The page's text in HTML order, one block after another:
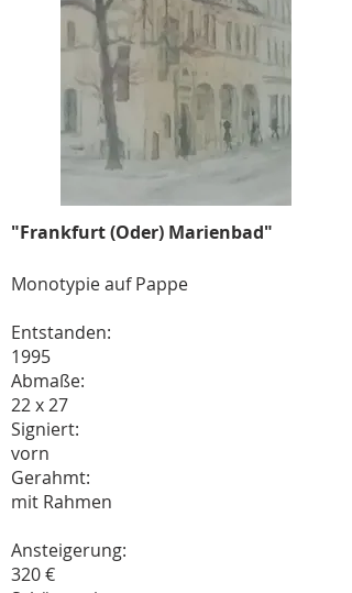
"Frankfurt (Oder) Marienbad"
Monotypie auf Pappe
Entstanden:
1995
Abmaße:
22 x 27
Signiert:
vorn
Gerahmt:
mit Rahmen
Ansteigerung:
320 €